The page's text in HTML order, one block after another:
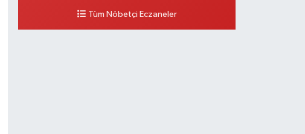
Tüm Nöbetçi Eczaneler